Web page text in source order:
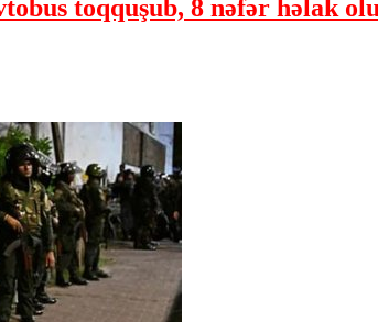
toqquşub, 8 nəfər həlak